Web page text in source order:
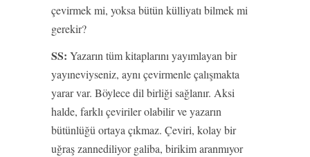
çevirmek mi, yoksa bütün külliyatı bilmek mi
gerekir?
SS: Yazarın tüm kitaplarını yayımlayan bir
yayıneviyseniz, aynı çevirmenle çalışmakta
yarar var. Böylece dil birliği sağlanır. Aksi
halde, farklı çeviriler olabilir ve yazarın
bütünlüğü ortaya çıkmaz. Çeviri, kolay bir
uğraş zannediliyor galiba, birikim aranmıyor